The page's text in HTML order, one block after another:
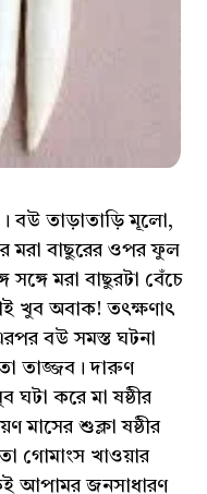
বউ তাড়াতাড়ি মূলো,
মরা বাছুরের ওপর ফুল
মরা বাছুরটা বেঁচে
খুব অবাক! তৎক্ষণাৎ
বউ সমস্ত ঘটনা
তাজ্জব। দারুণ
করে মা ষষ্ঠীর
শুক্লা ষষ্ঠীর
গোমাংস খাওয়ার
আপামর জনসাধারণ